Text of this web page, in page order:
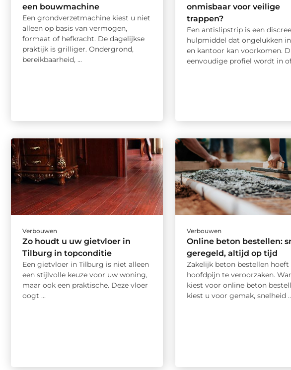
een bouwmachine
Een grondverzetmachine kiest u niet
alleen op basis van vermogen,
formaat of hefkracht. De dagelijkse
praktijk is grilliger. Ondergrond,
bereikbaarheid, ...
onmisbaar voor veilige
trappen?
Een antislipstrip is een
hulpmiddel dat ongelukken
en kantoor kan voorkomen.
eenvoudige profiel wordt in of
Verbouwen
Zo houdt u uw gietvloer in
Tilburg in topconditie
Een gietvloer in Tilburg is niet alleen
een stijlvolle keuze voor uw woning,
maar ook een praktische. Deze vloer
oogt ...
Verbouwen
Online beton bestellen:
geregeld, altijd op tijd
Zakelijk beton bestellen hoeft
hoofdpijn te veroorzaken.
kiest voor online beton
kiest u voor gemak, snelheid